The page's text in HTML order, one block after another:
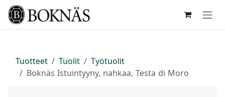
Siirry sisältöön
Tuotteet Tuolit
Työtuolit
Boknäs Istuintyyny, nahkaa, Testa di Moro